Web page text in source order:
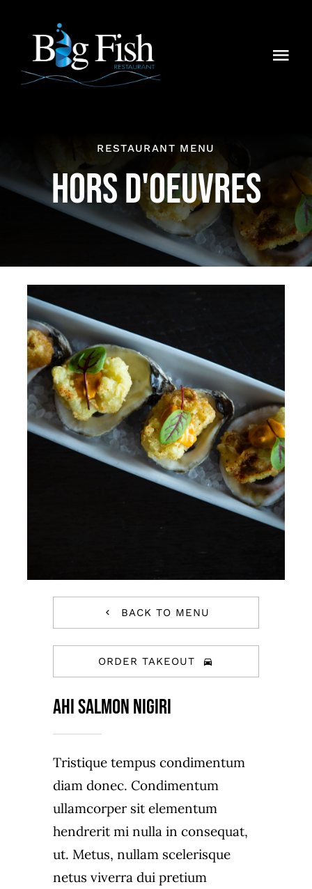
content
Contact
RESTAURANT MENU
HORS D'OEUVRES
BACK TO MENU
ORDER TAKEOUT
AHI SALMON NIGIRI
Tristique tempus condimentum
diam donec. Condimentum
ullamcorper sit elementum
hendrerit mi nulla in consequat,
ut. Metus, nullam scelerisque
netus viverra dui pretium